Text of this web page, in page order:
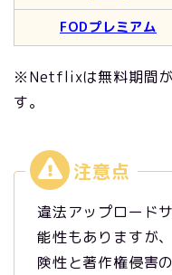
FODプレミアム
※Netflixは無料期間が
す。
違法アップロード
能性もありますが
険性と著作権侵害